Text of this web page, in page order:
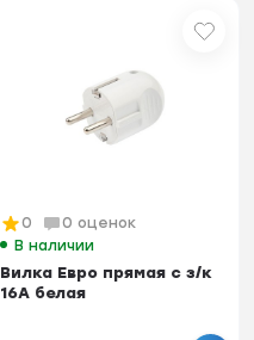
0
0 оценок
В наличии
Вилка Евро прямая с з/к
16А белая